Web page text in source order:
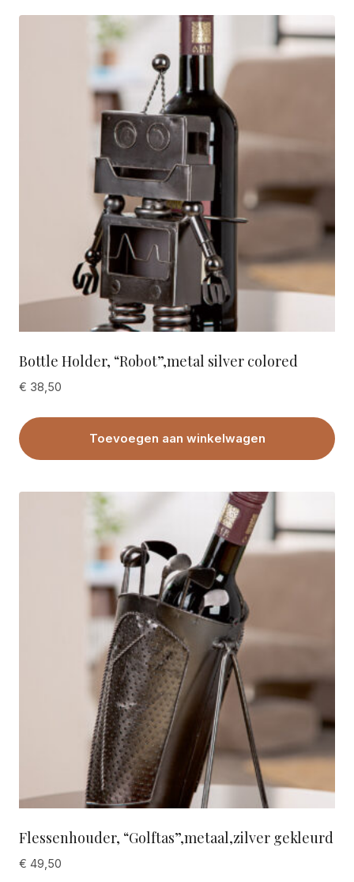
Bottle Holder, “Robot”,metal silver colored
€ 38,50
Toevoegen aan winkelwagen
Flessenhouder, “Golftas”,metaal,zilver gekleurd
€ 49,50